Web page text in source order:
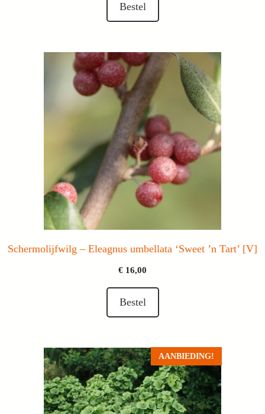
Bestel
Schermolijfwilg – Eleagnus umbellata ‘Sweet ’n Tart’ [V]
€ 16,00
Bestel
AANBIEDING!